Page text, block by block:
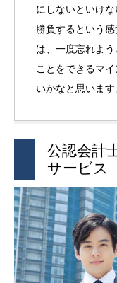
にしないといけ
勝負するという
は、一度忘れよ
ことをできるマ
いかなと思います
公認会計
サービス